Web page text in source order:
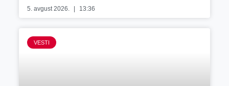
5. avgust 2026. 13:36
VESTI